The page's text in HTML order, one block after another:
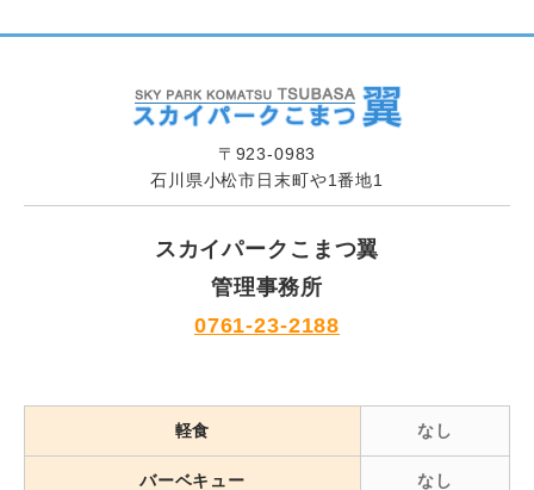
〒923-0983
石川県小松市日末町や1番地1
スカイパークこまつ翼
管理事務所
0761-23-2188
軽食 なし
バーベキュー なし